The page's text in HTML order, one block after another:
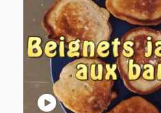
play_circle